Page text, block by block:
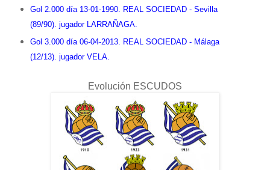
Gol 2.000 día 13-01-1990. REAL SOCIEDAD - Sevilla
(89/90). jugador LARRAÑAGA.
Gol 3.000 día 06-04-2013. REAL SOCIEDAD - Málaga
(12/13). jugador VELA.
Evolución ESCUDOS